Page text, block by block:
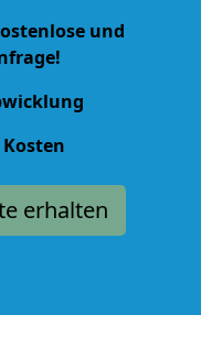
und
erhalten